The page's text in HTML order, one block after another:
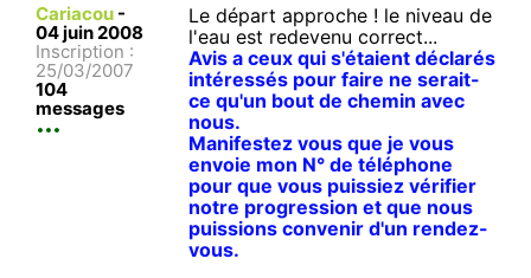
Cariacou -
04 juin 2008
Inscription :
25/03/2007
104
messages
Le départ approche ! le niveau de
l'eau est redevenu correct...
Avis a ceux qui s'étaient déclarés
intéressés pour faire ne serait-
ce qu'un bout de chemin avec
nous.
Manifestez vous que je vous
envoie mon N° de téléphone
pour que vous puissiez vérifier
notre progression et que nous
puissions convenir d'un rendez-
vous.